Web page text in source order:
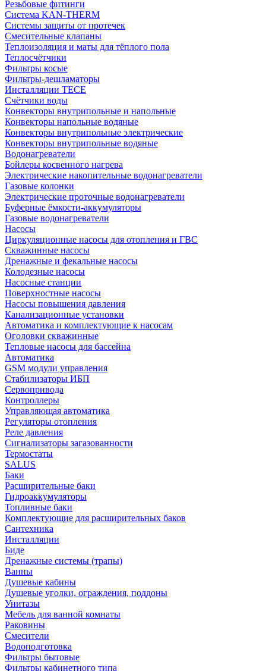
Резьбовые фитинги
Система KAN-THERM
Системы защиты от протечек
Смесительные клапаны
Теплоизоляция и маты для тёплого пола
Теплосчётчики
Фильтры косые
Фильтры-дешламаторы
Инсталляции TECE
Счётчики воды
Конвекторы внутрипольные и напольные
Конвекторы напольные водяные
Конвекторы внутрипольные электрические
Конвекторы внутрипольные водяные
Водонагреватели
Бойлеры косвенного нагрева
Электрические накопительные водонагреватели
Газовые колонки
Электрические проточные водонагреватели
Буферные ёмкости-аккумуляторы
Газовые водонагреватели
Насосы
Циркуляционные насосы для отопления и ГВС
Скважинные насосы
Дренажные и фекальные насосы
Колодезные насосы
Насосные станции
Поверхностные насосы
Насосы повышения давления
Канализационные установки
Автоматика и комплектующие к насосам
Оголовки скважинные
Тепловые насосы для бассейна
Автоматика
GSM модули управления
Стабилизаторы ИБП
Сервопривода
Контроллеры
Управляющая автоматика
Регуляторы отопления
Реле давления
Сигнализаторы загазованности
Термостаты
SALUS
Баки
Расширительные баки
Гидроаккумуляторы
Топливные баки
Комплектующие для расширительных баков
Сантехника
Инсталляции
Биде
Дренажные системы (трапы)
Ванны
Душевые кабины
Душевые уголки, ограждения, поддоны
Унитазы
Мебель для ванной комнаты
Раковины
Смесители
Водоподготовка
Фильтры бытовые
Фильтры кабинетного типа